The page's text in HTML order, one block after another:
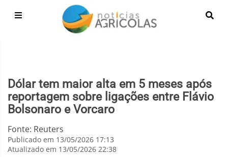
Dólar tem maior alta em 5 meses após
reportagem sobre ligações entre Flávio
Bolsonaro e Vorcaro
Fonte: Reuters
Publicado em 13/05/2026 17:13
Atualizado em 13/05/2026 22:38